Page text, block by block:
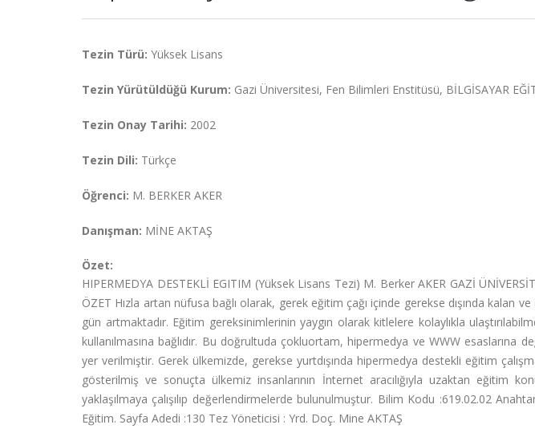
Tezin Türü: Yüksek Lisans
Tezin Yürütüldüğü Kurum: Gazi Üniversitesi, Fen Bilimleri Enstitüsü, BİLGİSAYAR
Tezin Onay Tarihi: 2002
Tezin Dili: Türkçe
Öğrenci: M. BERKER AKER
Danışman: MİNE AKTAŞ
Özet:
HIPERMEDYA DESTEKLİ EGITIM (Yüksek Lisans Tezi) M. Berker AKER GAZİ
ÖZET Hızla artan nüfusa bağlı olarak, gerek eğitim çağı içinde gerekse dışında kalan
gün artmaktadır. Eğitim gereksinimlerinin yaygın olarak kitlelere kolaylıkla
kullanılmasına bağlıdır. Bu doğrultuda çokluortam, hipermedya ve WWW esaslarına
yer verilmiştir. Gerek ülkemizde, gerekse yurtdışında hipermedya destekli eğitim
gösterilmiş ve sonuçta ülkemiz insanlarının İnternet aracılığıyla uzaktan eğitim
yaklaşılmaya çalışılıp değerlendirmelerde bulunulmuştur. Bilim Kodu :619.02.02
Eğitim. Sayfa Adedi :130 Tez Yöneticisi : Yrd. Doç. Mine AKTAŞ